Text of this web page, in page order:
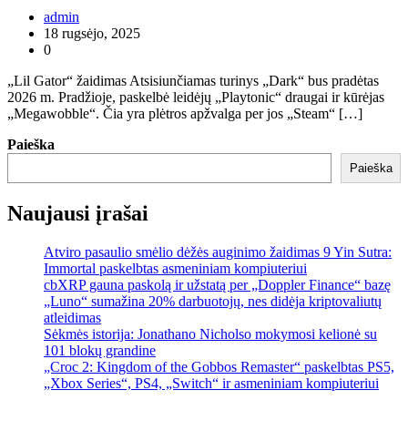
admin
18 rugsėjo, 2025
0
„Lil Gator“ žaidimas Atsisiunčiamas turinys „Dark“ bus pradėtas
2026 m. Pradžioje, paskelbė leidėjų „Playtonic“ draugai ir kūrėjas
„Megawobble“. Čia yra plėtros apžvalga per jos „Steam“ […]
Paieška
Paieška
Naujausi įrašai
Atviro pasaulio smėlio dėžės auginimo žaidimas 9 Yin Sutra:
Immortal paskelbtas asmeniniam kompiuteriui
cbXRP gauna paskolą ir užstatą per „Doppler Finance“ bazę
„Luno“ sumažina 20% darbuotojų, nes didėja kriptovaliutų
atleidimas
Sėkmės istorija: Jonathano Nicholso mokymosi kelionė su
101 blokų grandine
„Croc 2: Kingdom of the Gobbos Remaster“ paskelbtas PS5,
„Xbox Series“, PS4, „Switch“ ir asmeniniam kompiuteriui